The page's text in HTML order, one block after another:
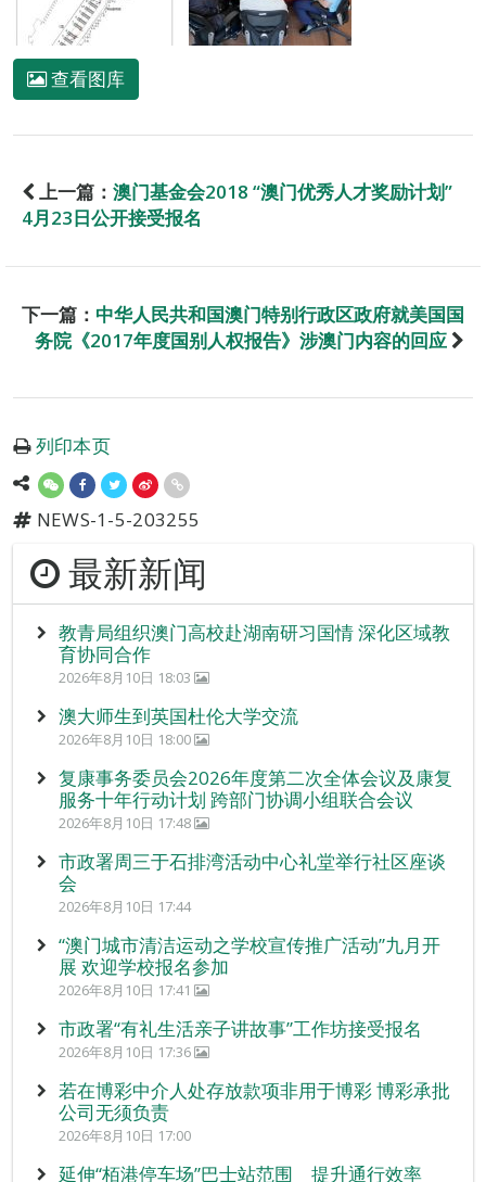
查看图库
上一篇： 澳门基金会2018 “澳门优秀人才奖励计划”
4月23日公开接受报名
下一篇： 中华人民共和国澳门特别行政区政府就美国国
务院《2017年度国别人权报告》涉澳门内容的回应
列印本页
NEWS-1-5-203255
最新新闻
教青局组织澳门高校赴湖南研习国情 深化区域教
育协同合作
2026年8月10日 18:03
澳大师生到英国杜伦大学交流
2026年8月10日 18:00
复康事务委员会2026年度第二次全体会议及康复
服务十年行动计划 跨部门协调小组联合会议
2026年8月10日 17:48
市政署周三于石排湾活动中心礼堂举行社区座谈
会
2026年8月10日 17:44
“澳门城市清洁运动之学校宣传推广活动”九月开
展 欢迎学校报名参加
2026年8月10日 17:41
市政署“有礼生活亲子讲故事”工作坊接受报名
2026年8月10日 17:36
若在博彩中介人处存放款项非用于博彩 博彩承批
公司无须负责
2026年8月10日 17:00
延伸“栢港停车场”巴士站范围 提升通行效率